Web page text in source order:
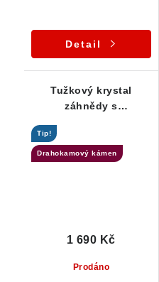
Detail
Tužkový krystal
záhnědy s
drahokamovou
čistotou
Tip!
Drahokamový kámen
Prodáno
1 690 Kč